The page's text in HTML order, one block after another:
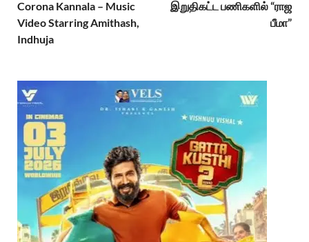
Corona Kannala – Music
Video Starring Amithash,
Indhuja
இறுதிகட்ட பணிகளில் “ராஜ
பீமா”